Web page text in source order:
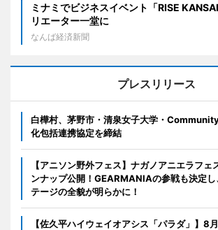
ミナミでビジネスイベント「RISE
リエーター一堂に
なんば経済新聞
プレスリリース
白樺村、茅野市・清泉女子大学・
化包括連携協定を締結
【アニソン野外フェス】ナガノアニエラフ
ンナップ公開！GEARMANIAの参戦も決定
テージの全貌が明らかに！
【佐久平ハイウェイオアシス「パラダ」】8